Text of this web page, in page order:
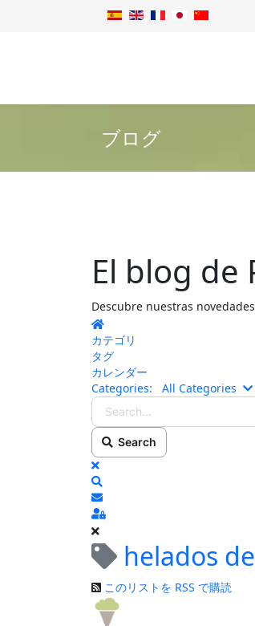
ブログ
El blog de
Descubre nuestras
Home
カテゴリ
タグ
カレンダー
Categories:
All Categories
Search
x
ブログの更新を購読
Sign In
helados
このリストを RSS で購読